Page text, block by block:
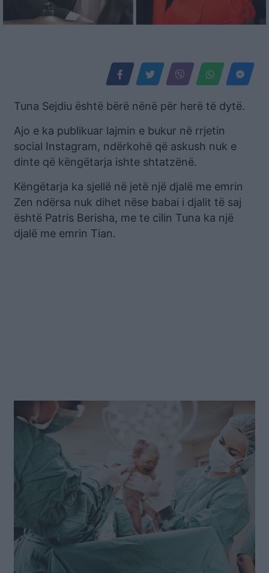
Tuna Sejdiu është bërë nënë për herë të dytë.
Ajo e ka publikuar lajmin e bukur në rrjetin
social Instagram, ndërkohë që askush nuk e
dinte që këngëtarja ishte shtatzënë.
Këngëtarja ka sjellë në jetë një djalë me emrin
Zen ndërsa nuk dihet nëse babai i djalit të saj
është Patris Berisha, me te cilin Tuna ka një
djalë me emrin Tian.